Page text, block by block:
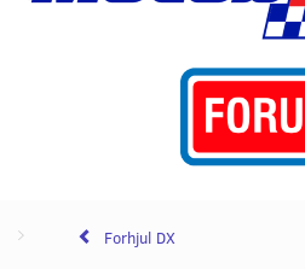
Forhjul DX